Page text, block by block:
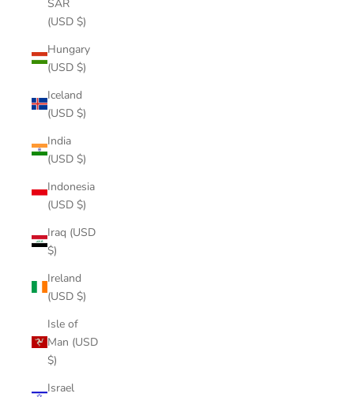
SAR
(USD $)
Hungary
(USD $)
Iceland
(USD $)
India
(USD $)
Indonesia
(USD $)
Iraq (USD
$)
Ireland
(USD $)
Isle of
Man (USD
$)
Israel